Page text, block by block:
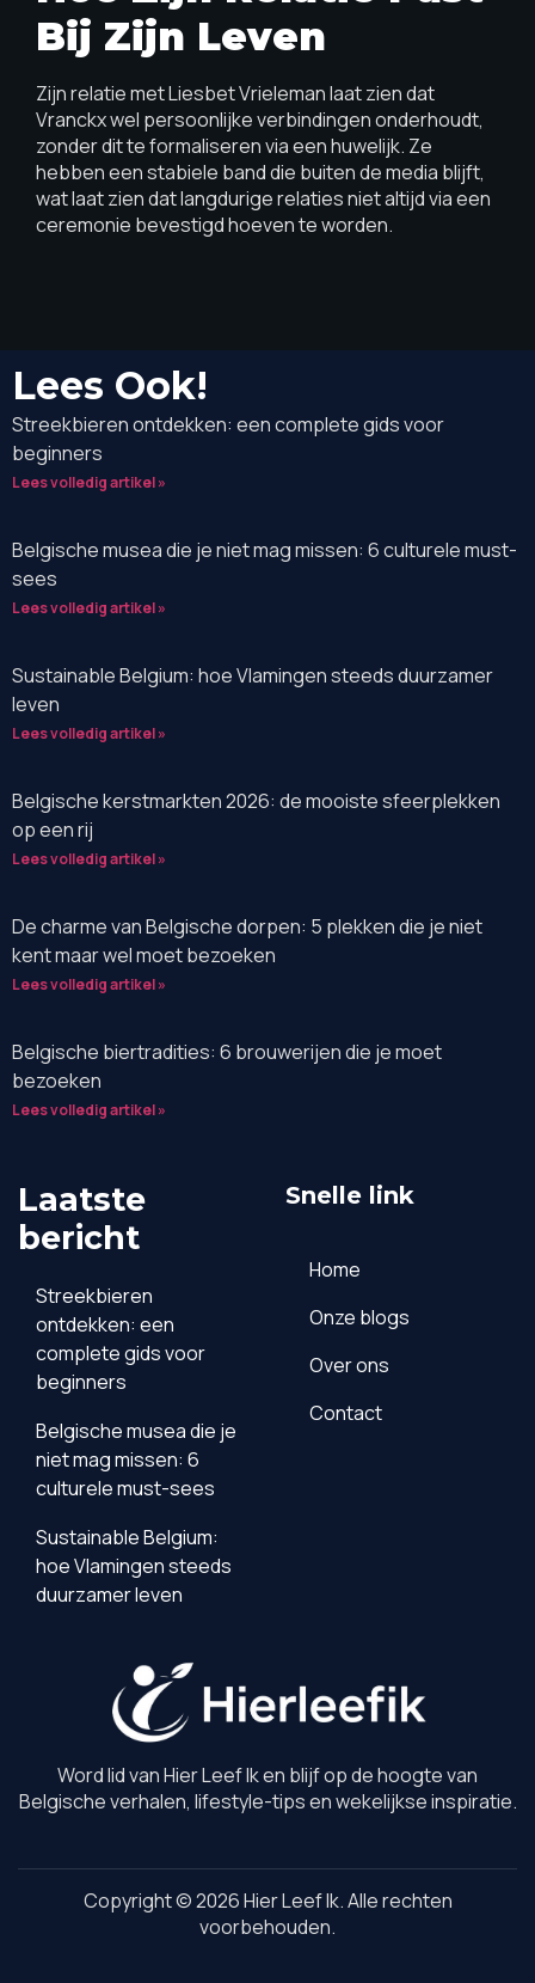
Bij Zijn Leven
Zijn relatie met Liesbet Vrieleman laat zien dat
Vranckx wel persoonlijke verbindingen onderhoudt,
zonder dit te formaliseren via een huwelijk. Ze
hebben een stabiele band die buiten de media blijft,
wat laat zien dat langdurige relaties niet altijd via een
ceremonie bevestigd hoeven te worden.
Lees Ook!
Streekbieren ontdekken: een complete gids voor
beginners
Lees volledig artikel »
Belgische musea die je niet mag missen: 6 culturele must-
sees
Lees volledig artikel »
Sustainable Belgium: hoe Vlamingen steeds duurzamer
leven
Lees volledig artikel »
Belgische kerstmarkten 2026: de mooiste sfeerplekken
op een rij
Lees volledig artikel »
De charme van Belgische dorpen: 5 plekken die je niet
kent maar wel moet bezoeken
Lees volledig artikel »
Belgische biertradities: 6 brouwerijen die je moet
bezoeken
Lees volledig artikel »
Laatste
bericht
Streekbieren
ontdekken: een
complete gids voor
beginners
Belgische musea die je
niet mag missen: 6
culturele must-sees
Sustainable Belgium:
hoe Vlamingen steeds
duurzamer leven
Snelle link
Home
Onze blogs
Over ons
Contact
Word lid van Hier Leef Ik en blijf op de hoogte van
Belgische verhalen, lifestyle-tips en wekelijkse inspiratie.
Copyright © 2026 Hier Leef Ik. Alle rechten
voorbehouden.